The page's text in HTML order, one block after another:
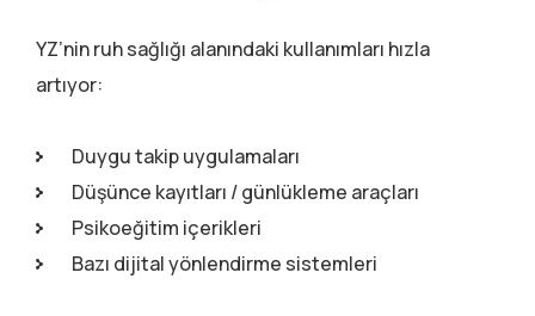
YZ’nin ruh sağlığı alanındaki kullanımları hızla
artıyor:
Duygu takip uygulamaları
Düşünce kayıtları / günlükleme araçları
Psikoeğitim içerikleri
Bazı dijital yönlendirme sistemleri